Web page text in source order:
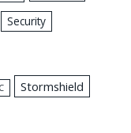
Security
Stormshield